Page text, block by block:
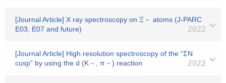
[Journal Article] X ray spectroscopy on Ξ－ atoms (J-PARC
E03, E07 and future)
2022
[Journal Article] High resolution spectroscopy of the “ΣN
cusp” by using the d (K－, π－) reaction
2022